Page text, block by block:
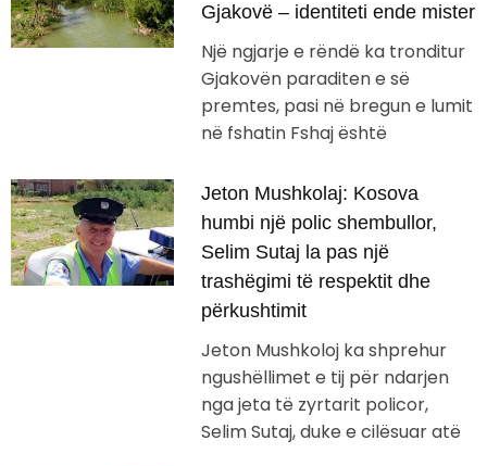
Gjakovë – identiteti ende mister
Një ngjarje e rëndë ka tronditur
Gjakovën paraditen e së
premtes, pasi në bregun e lumit
në fshatin Fshaj është
Jeton Mushkolaj: Kosova
humbi një polic shembullor,
Selim Sutaj la pas një
trashëgimi të respektit dhe
përkushtimit
Jeton Mushkoloj ka shprehur
ngushëllimet e tij për ndarjen
nga jeta të zyrtarit policor,
Selim Sutaj, duke e cilësuar atë